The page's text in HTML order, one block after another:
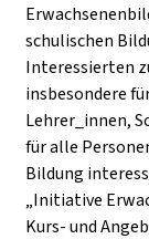
schulischen
Interessierten
insbesondere
Lehrer_innen,
für alle
Bildung
„Initiative
Kurs- und